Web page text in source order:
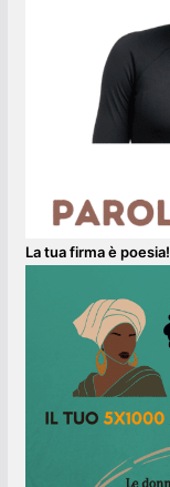
La tua firma è poesia!